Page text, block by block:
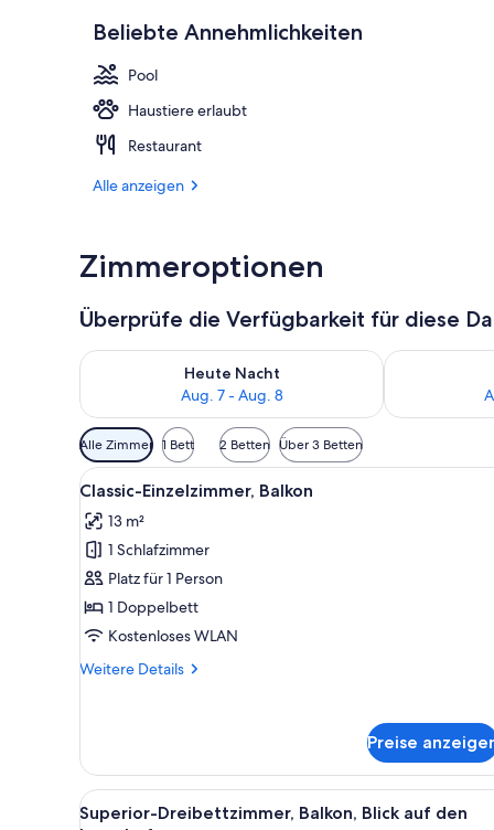
Beliebte Annehmlichkeiten
Pool
Haustiere erlaubt
Restaurant
Alle anzeigen
Zimmeroptionen
Überprüfe die Verfügbarkeit für diese
Heute Nacht
Aug. 7 - Aug. 8
Überprüfe die Verfügbarkeit für heute Nacht, Aug. 7
Überprüfe
Verfügbare
Filter
für
Zimmer
Alle Zimmer 1 Bett 2 Betten Über 3 Betten
Alle
Fotos
für
Classic-
Einzelzimmer,
Balkon
anzeigen
Ein Hotelzimmer mit Bett,
1
Classic-Einzelzimmer, Balkon
13 m²
1 Schlafzimmer
Platz für 1 Person
1 Doppelbett
Kostenloses WLAN
Weitere Details
Weitere
Balkon
Preise
Alle
Ein Hotelzimmer mit einem
1
Superior-Dreibettzimmer, Balkon, Blick auf den